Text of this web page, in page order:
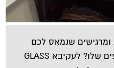
שנמאס לכם
לראות את הקירות המתקלפים שלו? לעקיבא GLASS